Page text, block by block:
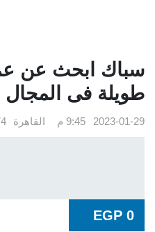
سباك ابحث عن
طويلة فى
2023-01-29 9:45 م القاهرة
EGP 0